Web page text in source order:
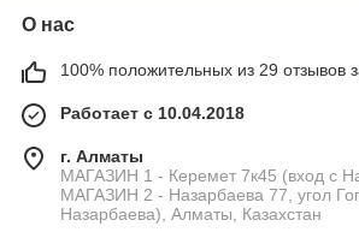
О нас
100% положительных из 29 отзывов
Работает с 10.04.2018
г. Алматы
МАГАЗИН 1 - Керемет 7к45 (вход с
МАГАЗИН 2 - Назарбаева 77, угол
Назарбаева), Алматы, Казахстан